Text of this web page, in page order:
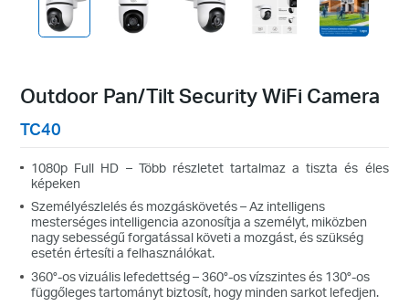
Outdoor Pan/Tilt Security WiFi Camera
TC40
1080p Full HD – Több részletet tartalmaz a tiszta és éles
képeken
Személyészlelés és mozgáskövetés – Az intelligens
mesterséges intelligencia azonosítja a személyt, miközben
nagy sebességű forgatással követi a mozgást, és szükség
esetén értesíti a felhasználókat.
360°-os vizuális lefedettség – 360°-os vízszintes és 130°-os
függőleges tartományt biztosít, hogy minden sarkot lefedjen.